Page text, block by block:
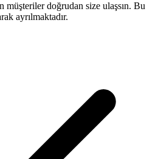
müşteriler doğrudan size ulaşsın. Bu
ayrılmaktadır.